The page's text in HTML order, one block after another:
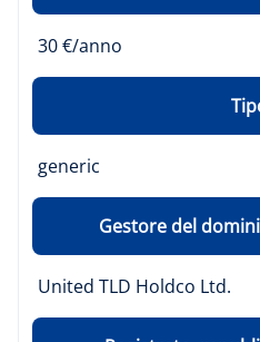
30 €/anno
generic
Gestore del
United TLD Holdco Ltd.